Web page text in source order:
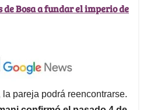
Bosa a fundar el imperio de
pareja podrá reencontrarse.